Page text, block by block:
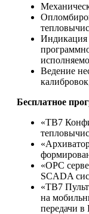
Индикация
Ведение
Бесплатное
«ТВ7
«ОРС
SCADA
«ТВ7
на
передачи